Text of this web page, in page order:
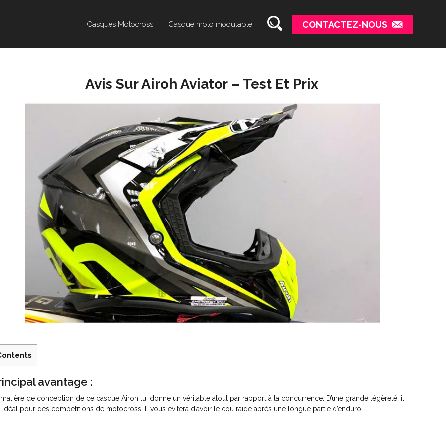
Casques Motocross Casque moto modulable CONTACTEZ-NOUS
Avis Sur Airoh Aviator – Test Et Prix
avantage :
matière de conception de ce casque Airoh lui donne un véritable atout par rapport à la concurrence. D’une grande légèreté, il
idéal pour des compétitions de motocross. Il vous évitera d’avoir le cou raide après une longue partie d’enduro.